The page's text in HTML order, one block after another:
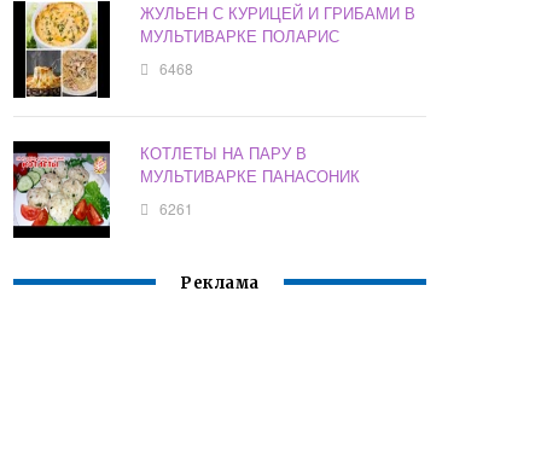
ЖУЛЬЕН С КУРИЦЕЙ И ГРИБАМИ В
МУЛЬТИВАРКЕ ПОЛАРИС
6468
КОТЛЕТЫ НА ПАРУ В
МУЛЬТИВАРКЕ ПАНАСОНИК
6261
Реклама